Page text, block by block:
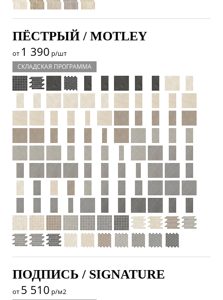
ПЁСТРЫЙ / MOTLEY
от 1 390 р/шт
СКЛАДСКАЯ ПРОГРАММА
ПОДПИСЬ / SIGNATURE
от 5 510 р/м2